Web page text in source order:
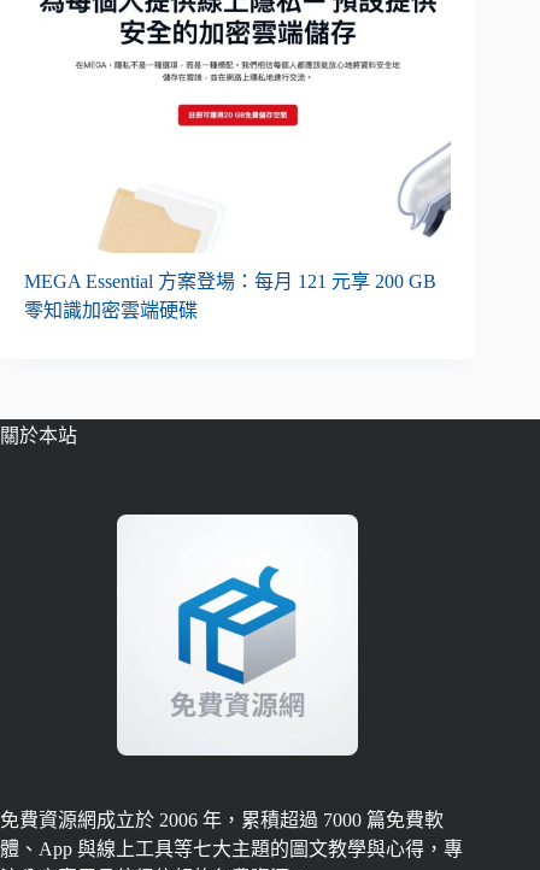
MEGA Essential 方案登場：每月 121 元享 200 GB
零知識加密雲端硬碟
關於本站
免費資源網成立於 2006 年，累積超過 7000 篇免費軟
體、App 與線上工具等七大主題的圖文教學與心得，專